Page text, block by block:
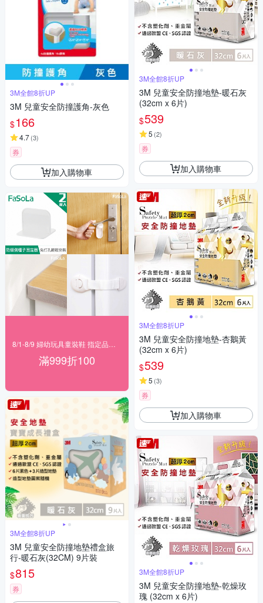
3M全館8折UP
3M 兒童安全防撞護角-灰色
$166
4.7(3)
券
加入購物車
滿999折100
3M全館8折UP
3M 兒童安全防撞地墊禮盒旅
行-暖石灰(32CM) 9片裝
$815
券
3M全館8折UP
3M 兒童安全防撞地墊-暖石灰
(32cm x 6片)
$539
5 (2)
券
加入購物車
3M全館8折UP
3M 兒童安全防撞地墊-杏鵝黃
(32cm x 6片)
$539
5 (3)
券
加入購物車
3M全館8折UP
3M 兒童安全防撞地墊-乾燥玫
瑰 (32cm x 6片)